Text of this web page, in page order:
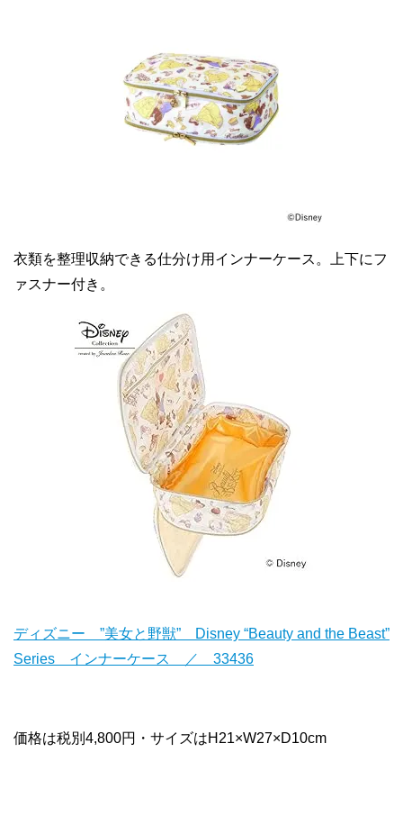
衣類を整理収納できる仕分け用インナーケース。上下にフ
ァスナー付き。
ディズニー ”美女と野獣” Disney “Beauty and the Beast”
Series インナーケース ／ 33436
価格は税別4,800円・サイズはH21×W27×D10cm